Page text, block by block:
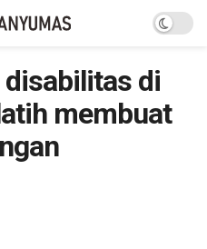
disabilitas di
membuat